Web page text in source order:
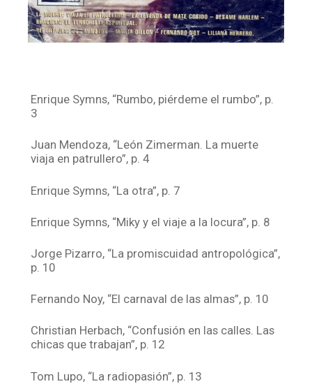
Enrique Symns, “Rumbo, piérdeme el rumbo”, p.
3
Juan Mendoza, “León Zimerman. La muerte
viaja en patrullero”, p. 4
Enrique Symns, “La otra”, p. 7
Enrique Symns, “Miky y el viaje a la locura”, p. 8
Jorge Pizarro, “La promiscuidad antropológica”,
p. 10
Fernando Noy, “El carnaval de las almas”, p. 10
Christian Herbach, “Confusión en las calles. Las
chicas que trabajan”, p. 12
Tom Lupo, “La radiopasión”, p. 13